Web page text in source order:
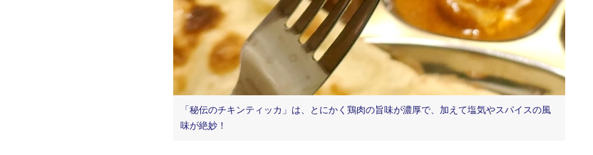
「秘伝のチキンティッカ」は、とにかく鶏肉の旨味が濃厚で、加えて塩気やスパイスの風
味が絶妙！